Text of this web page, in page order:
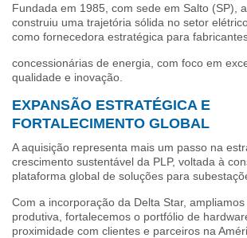
Fundada em 1985, com sede em Salto (SP),
construiu uma trajetória sólida no setor
como fornecedora estratégica para
concessionárias de energia, com foco em
qualidade e inovação.
EXPANSÃO ESTRATÉGICA E
FORTALECIMENTO GLOBAL
A aquisição representa mais um passo na
crescimento sustentável da PLP, voltada à
plataforma global de soluções para
Com a incorporação da Delta Star,
produtiva, fortalecemos o portfólio de
proximidade com clientes e parceiros na